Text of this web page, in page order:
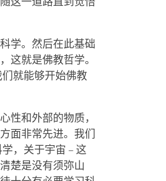
学。然后在此基础
这就是佛教哲学。
就能够开始佛教
性和外部的物质，
面非常先进。我们
，关于宇宙 – 这
楚是没有须弥山